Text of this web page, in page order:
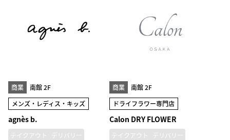
商業
南館 2F
メンズ・レディス・キッズ
agnès b.
テイクアウト デリバリー
商業
南館 2F
ドライフラワー専門店
Calon DRY FLOWER
テイクアウト デリバリー